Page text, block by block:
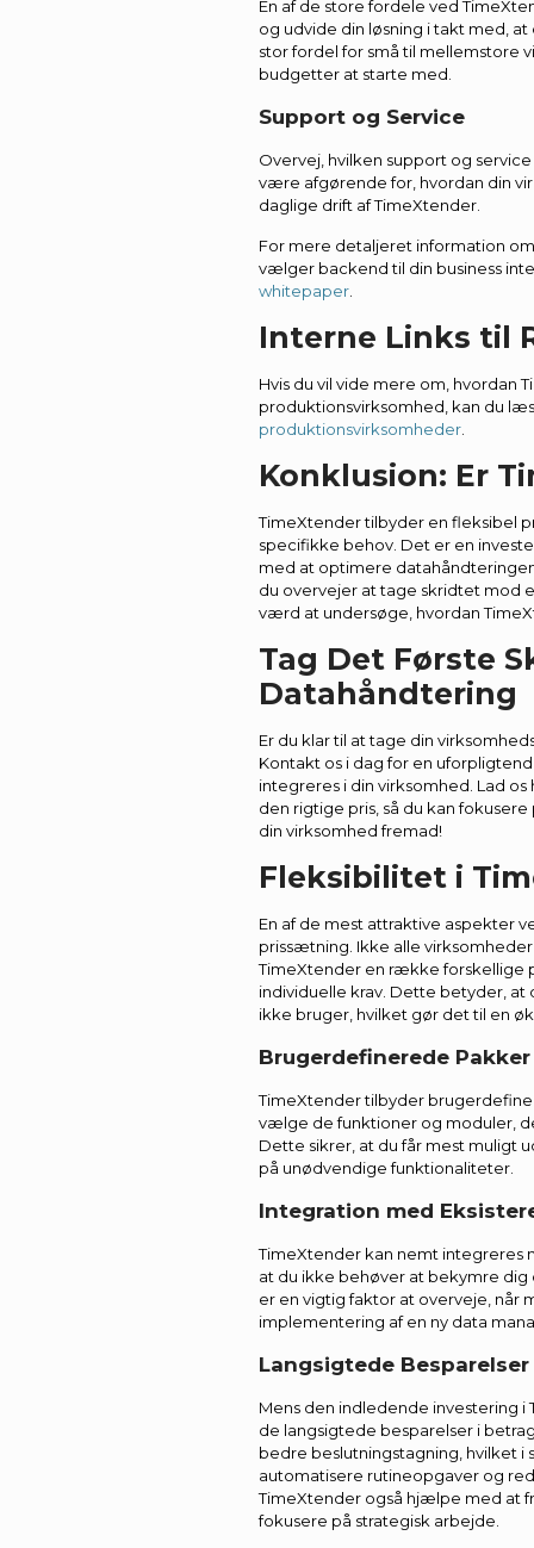
En af de store fordele ved
og udvide din løsning i takt med,
stor fordel for små til mellemstore
budgetter at starte med.
Support og Service
Overvej, hvilken support og
være afgørende for, hvordan din
daglige drift af TimeXtender.
For mere detaljeret information
vælger backend til din business
whitepaper
Interne Links til
Hvis du vil vide mere om, hvordan
produktionsvirksomhed, kan du
produktionsvirksomheder
Konklusion: Er
TimeXtender tilbyder en fleksibel
specifikke behov. Det er en
med at optimere
du overvejer at tage skridtet mod
værd at undersøge, hvordan
Tag Det Første
Datahåndtering
Er du klar til at tage din
Kontakt os i dag for en
integreres i din virksomhed. Lad
den rigtige pris, så du kan
din virksomhed fremad!
Fleksibilitet i
En af de mest attraktive aspekter
prissætning. Ikke alle
TimeXtender en række forskellige
individuelle krav. Dette betyder,
ikke bruger, hvilket gør det til en
Brugerdefinerede Pakker
TimeXtender tilbyder
vælge de funktioner og moduler,
Dette sikrer, at du får mest muligt
på unødvendige funktionaliteter.
Integration med
TimeXtender kan nemt integreres
at du ikke behøver at bekymre
er en vigtig faktor at overveje, når
implementering af en ny data
Langsigtede Besparelser
Mens den indledende investering
de langsigtede besparelser i
bedre beslutningstagning, hvilket i
automatisere rutineopgaver og
TimeXtender også hjælpe med at
fokusere på strategisk arbejde.